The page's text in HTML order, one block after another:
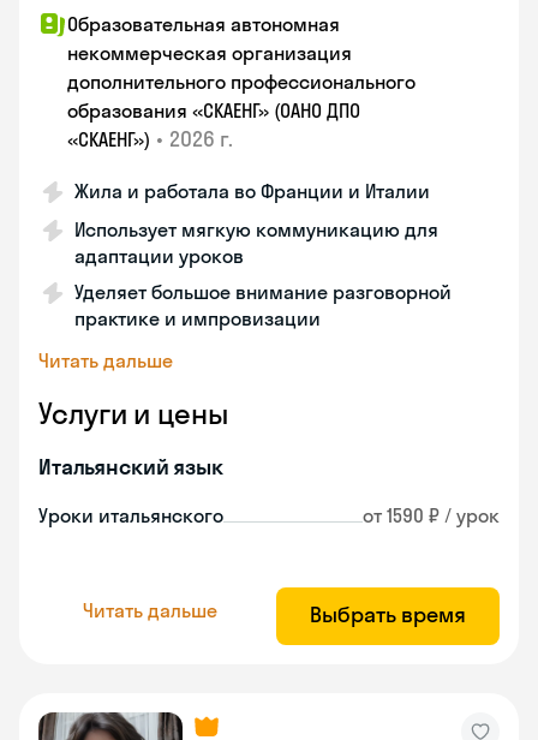
Образовательная автономная
некоммерческая организация
дополнительного профессионального
образования «СКАЕНГ» (ОАНО ДПО
«СКАЕНГ») • 2026 г.
Жила и работала во Франции и Италии
Использует мягкую коммуникацию для
адаптации уроков
Уделяет большое внимание разговорной
практике и импровизации
Читать дальше
Услуги и цены
Итальянский язык
Уроки итальянского от 1590 ₽ / урок
Читать дальше Выбрать время